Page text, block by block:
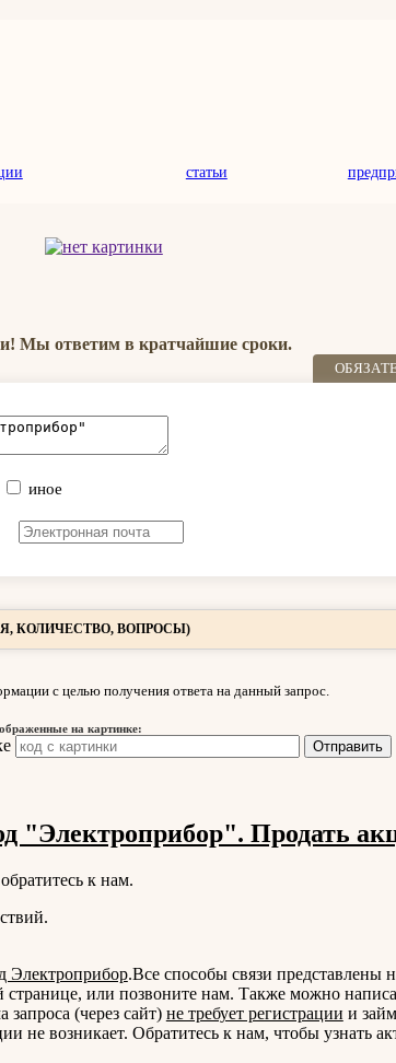
статьи
Мы ответим в кратчайшие сроки.
иное
КОЛИЧЕСТВО, ВОПРОСЫ)
с целью получения ответа на данный запрос.
на картинке:
"Электроприбор". Продать
к нам.
Электроприбор.Все способы связи представлены
или позвоните нам. Также можно
(через сайт) не требует регистрации и
не возникает. Обратитесь к нам, чтобы узнать